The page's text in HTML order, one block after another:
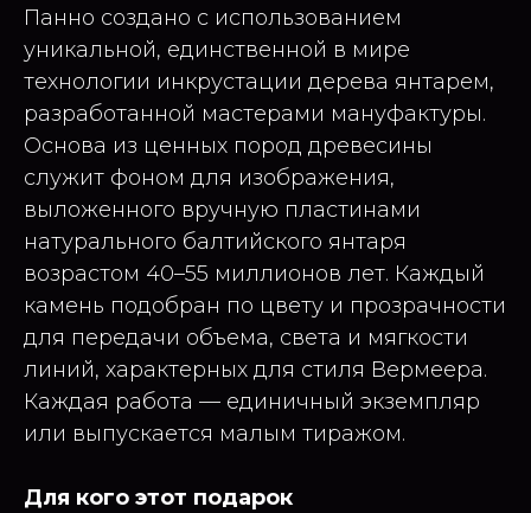
Панно создано с использованием
уникальной, единственной в мире
технологии инкрустации дерева янтарем,
разработанной мастерами мануфактуры.
Основа из ценных пород древесины
служит фоном для изображения,
выложенного вручную пластинами
натурального балтийского янтаря
возрастом 40–55 миллионов лет. Каждый
камень подобран по цвету и прозрачности
для передачи объема, света и мягкости
линий, характерных для стиля Вермеера.
Каждая работа — единичный экземпляр
или выпускается малым тиражом.
Для кого этот подарок